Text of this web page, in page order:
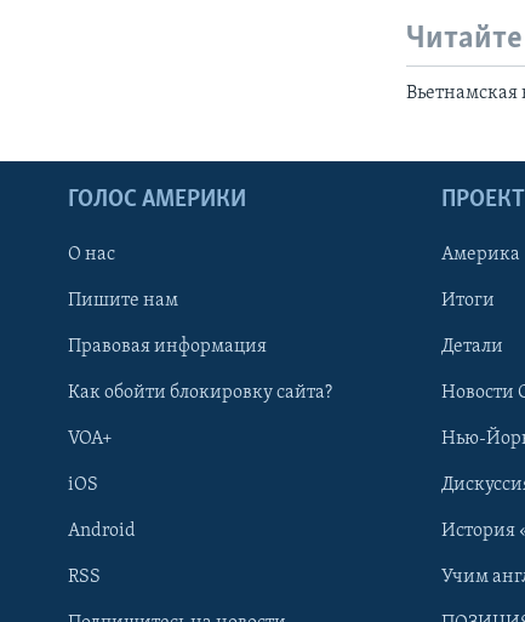
Learning English
Вьетнамская
ГОЛОС АМЕРИКИ
О нас
Пишите нам
Правовая информация
Как обойти блокировку сайта?
VOA+
iOS
Android
RSS
Америка
Итоги
Детали
Новости
Нью-
История
Учим